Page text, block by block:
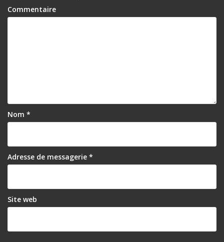
Commentaire
Nom *
Adresse de messagerie *
Site web